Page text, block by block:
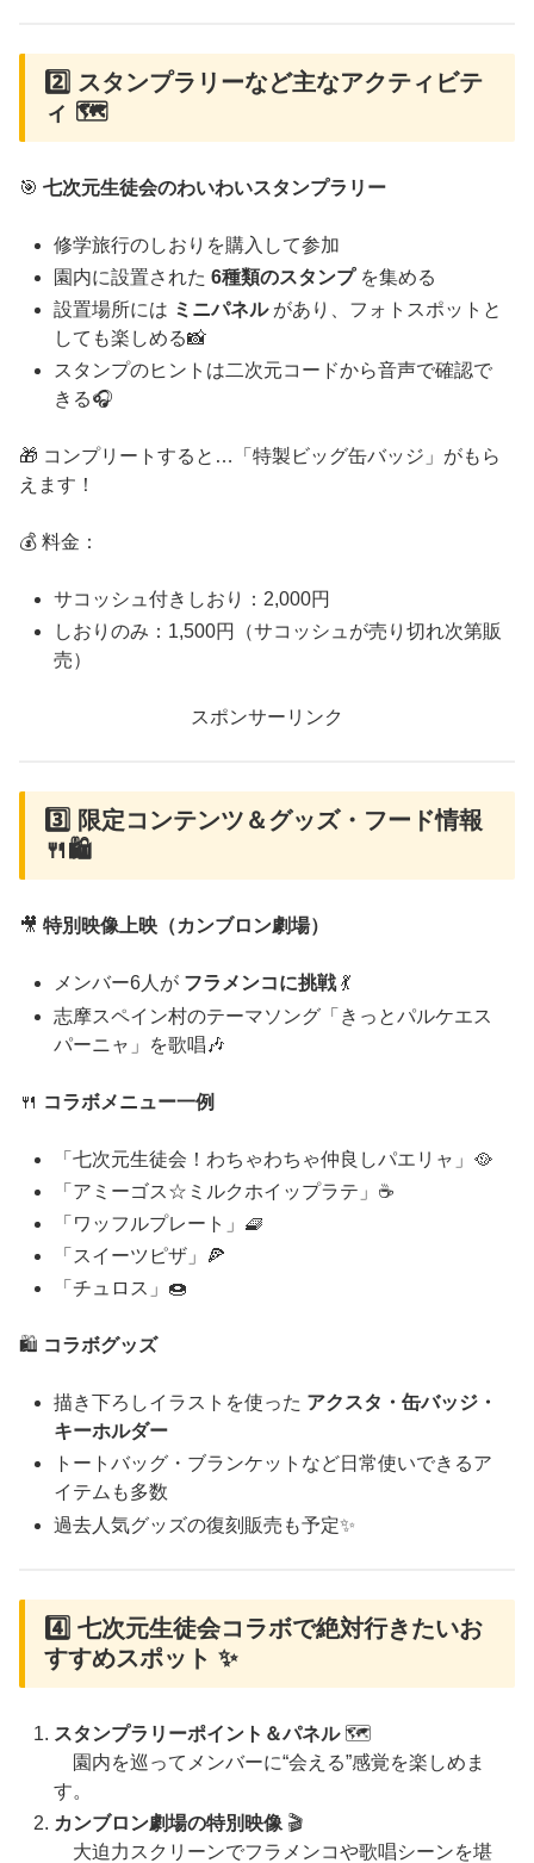
2️⃣ スタンプラリーなど主なアクティビテ
ィ 🗺️
🎯 七次元生徒会のわいわいスタンプラリー
修学旅行のしおりを購入して参加
園内に設置された6種類のスタンプを集める
設置場所には ミニパネルがあり、フォトスポットと
しても楽しめる📸
スタンプのヒントは二次元コードから音声で確認で
きる🎧
🎁 コンプリートすると…「特製ビッグ缶バッジ」がもら
えます！
💰 料金：
サコッシュ付きしおり：2,000円
しおりのみ：1,500円（サコッシュが売り切れ次第販
売）
スポンサーリンク
3️⃣ 限定コンテンツ＆グッズ・フード情報
🍴🛍️
🎥 特別映像上映（カンブロン劇場）
メンバー6人が フラメンコに挑戦💃
志摩スペイン村のテーマソング「きっとパルケエス
パーニャ」を歌唱🎶
🍴 コラボメニュー一例
「七次元生徒会！わちゃわちゃ仲良しパエリャ」🥘
「アミーゴス☆ミルクホイップラテ」☕
「ワッフルプレート」🧇
「スイーツピザ」🍕
「チュロス」🍩
🛍️ コラボグッズ
描き下ろしイラストを使った アクスタ・缶バッジ・
キーホルダー
トートバッグ・ブランケットなど日常使いできるア
イテムも多数
過去人気グッズの復刻販売も予定✨
4️⃣ 七次元生徒会コラボで絶対行きたいお
すすめスポット ✨
スタンプラリーポイント＆パネル🗺️
園内を巡ってメンバーに“会える”感覚を楽しめま
す。
カンブロン劇場の特別映像 🎬
大迫力スクリーンでフラメンコや歌唱シーンを堪